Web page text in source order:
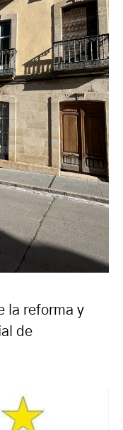
la reforma y
de